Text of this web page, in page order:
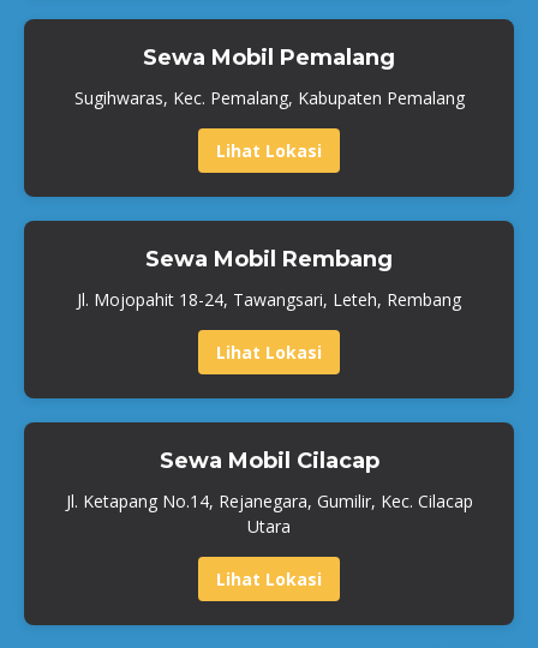
Sewa Mobil Pemalang
Sugihwaras, Kec. Pemalang, Kabupaten Pemalang
Lihat Lokasi
Sewa Mobil Rembang
Jl. Mojopahit 18-24, Tawangsari, Leteh, Rembang
Lihat Lokasi
Sewa Mobil Cilacap
Jl. Ketapang No.14, Rejanegara, Gumilir, Kec. Cilacap
Utara
Lihat Lokasi